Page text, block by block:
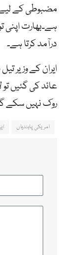
مضبوطی کے
درآمد کرتا ہے۔
ایران کے وزیر
عائد کی گئیں
روک نہیں سکے
امریکی پابندیاں